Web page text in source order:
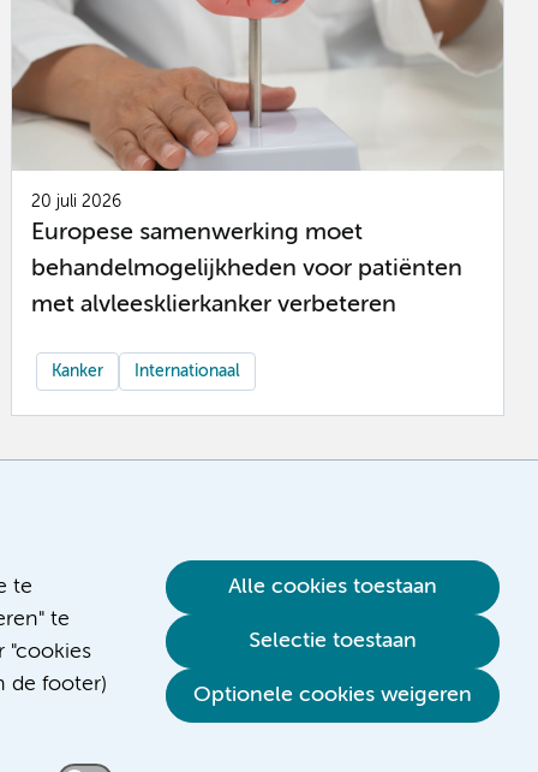
te
te
"cookies
de footer)
Alle cookies toestaan
Selectie toestaan
Optionele cookies weigeren
20 juli 2026
Europese samenwerking moet
behandelmogelijkheden voor patiënten
met alvleesklierkanker verbeteren
Kanker Internationaal